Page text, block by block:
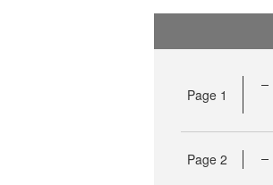
Page 1
Page 2